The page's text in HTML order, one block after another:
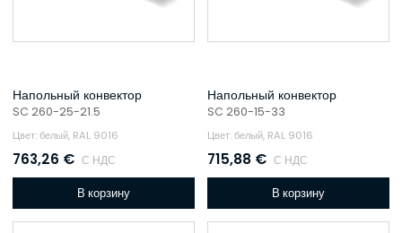
Напольный конвектор
SC 260-25-21.5
Цвет: белый, RAL 9016
763,26 € С НДС
В корзину
Напольный конвектор
SC 260-15-33
Цвет: белый, RAL 9016
715,88 € С НДС
В корзину